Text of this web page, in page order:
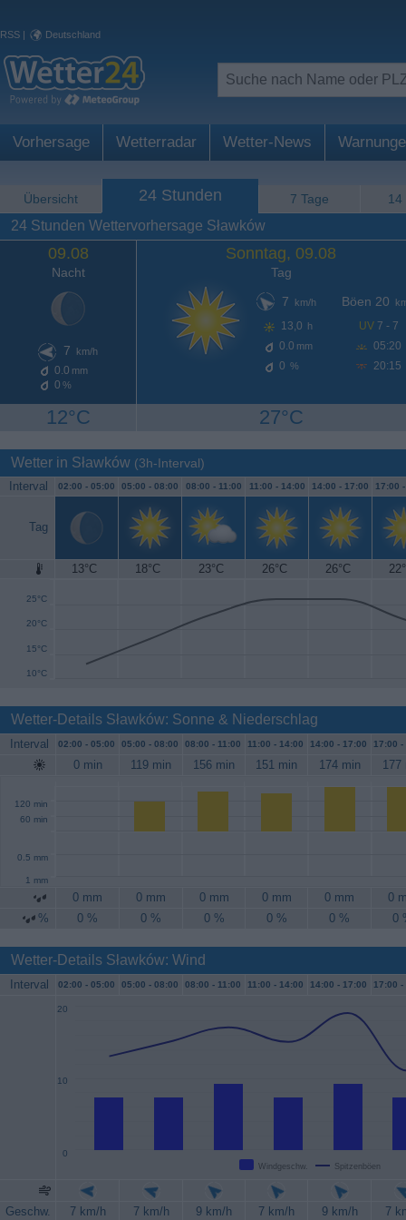
RSS | Deutschland
Vorhersage Wetterradar Wetter-News
Übersicht 24 Stunden 7 Tage 14
24 Stunden Wettervorhersage Sławków
09.08
Nacht
7 km/h
0.0 mm
0 %
12°C
Sonntag, 09.08
Tag
7
km/h
13,0 h
0.0 mm
0 %
Böen 20
UV 7 - 7
05:20
20:15
27°C
Wetter in Sławków (3h-Interval)
Interval 02:00 - 05:00 05:00 - 08:00 08:00 - 11:00 11:00 - 14:00 14:00 - 17:00 17:00
Tag
13°C 18°C 23°C 26°C 26°C
10°C
15°C
20°C
25°C
30°C
Wetter-Details Sławków: Sonne & Niederschlag
Interval 02:00 - 05:00 05:00 - 08:00 08:00 - 11:00 11:00 - 14:00 14:00 - 17:00 17:00 -
0 min 119 min 156 min 151 min 174 min 177
60 min
120 min
0.5 mm
1 mm
0 mm 0 mm 0 mm 0 mm 0 mm
0
%
0 % 0 % 0 % 0 % 0 % 0
Wetter-Details Sławków: Wind
Interval 02:00 - 05:00 05:00 - 08:00 08:00 - 11:00 11:00 - 14:00 14:00 - 17:00 17:00 -
Windgeschw. Spitzenböen
0
10
20
Geschw. 7 km/h 7 km/h 9 km/h 7 km/h 9 km/h
7